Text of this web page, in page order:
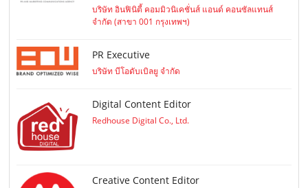
บริษัท อินฟินิตี้ คอมมิวนิเคชั่นส์ แอนด์ คอนซัลแทนส์
จำกัด (สาขา 001 กรุงเทพฯ)
PR Executive
บริษัท บีโอดับเบิลยู จำกัด
Digital Content Editor
Redhouse Digital Co., Ltd.
Creative Content Editor